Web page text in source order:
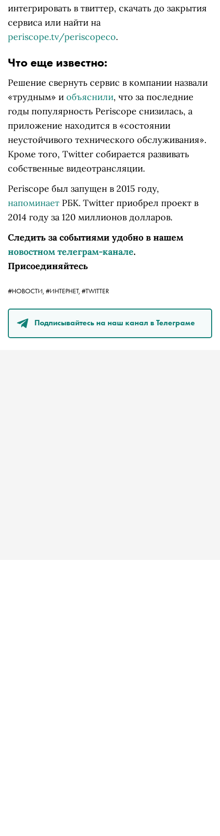
интегрировать в твиттер, скачать до закрытия
сервиса или найти на
periscope.tv/periscopeco.
Что еще известно:
Решение свернуть сервис в компании назвали
«трудным» и объяснили, что за последние
годы популярность Periscope снизилась, а
приложение находится в «состоянии
неустойчивого технического обслуживания».
Кроме того, Twitter собирается развивать
собственные видеотрансляции.
Periscope был запущен в 2015 году,
напоминает РБК. Twitter приобрел проект в
2014 году за 120 миллионов долларов.
Следить за событиями удобно в нашем
новостном телеграм-канале.
Присоединяйтесь
#НОВОСТИ, #ИНТЕРНЕТ, #TWITTER
Подписывайтесь на наш канал в Телеграме